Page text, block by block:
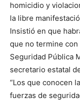
homicidio y
la libre
Insistió en que
que no termine
Seguridad Pública
secretario estatal
“Los que conocen
fuerzas de